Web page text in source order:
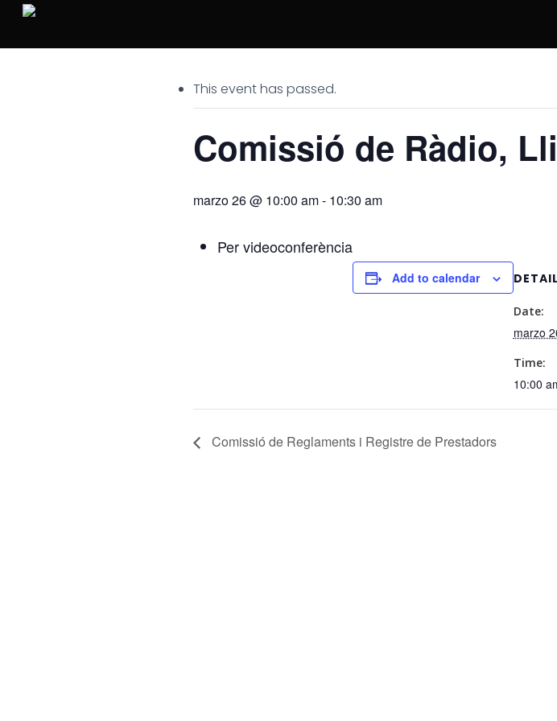
Skip
This event has passed.
Comissió de Ràdio,
marzo 26 @ 10:00 am- 10:30 am
Per videoconferència
Add to calendar
Date:
marzo
Time:
10:00
Comissió de Reglaments i Registre de Prestadors